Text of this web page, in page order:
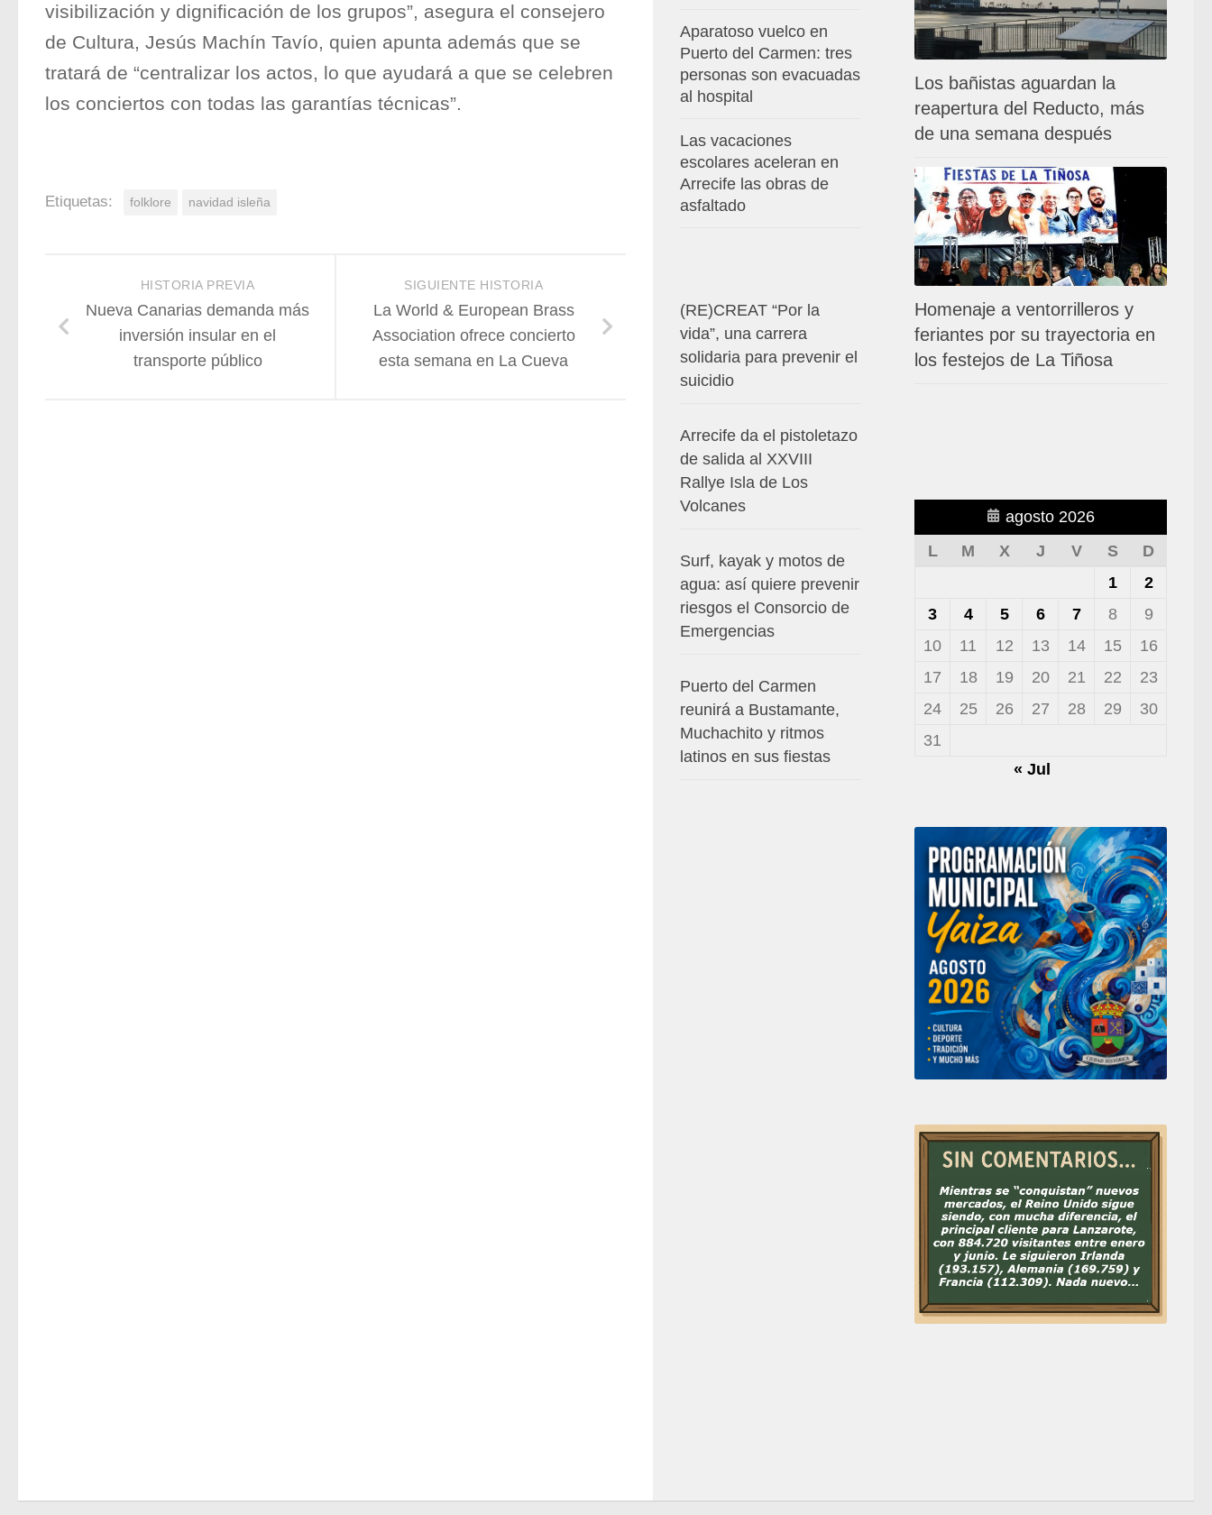
visibilización y dignificación de los grupos”, asegura el consejero
de Cultura, Jesús Machín Tavío, quien apunta además que se
tratará de “centralizar los actos, lo que ayudará a que se celebren
los conciertos con todas las garantías técnicas”.
Etiquetas: folklore navidad isleña
SIGUIENTE HISTORIA
La World & European Brass
Association ofrece concierto
esta semana en La Cueva
HISTORIA PREVIA
Nueva Canarias demanda más
inversión insular en el
transporte público
Los bañistas aguardan la
reapertura del Reducto, más
de una semana después
Homenaje a ventorrilleros y
feriantes por su trayectoria en
los festejos de La Tiñosa
agosto 2026
L
M X J V S
D
1
2
3
4 5 6 7 8
9
10
11 12 13 14 15
16
17
18 19 20 21 22
23
24
25 26 27 28 29
30
31
« Jul
Aparatoso vuelco en
Puerto del Carmen: tres
personas son evacuadas
al hospital
Las vacaciones
escolares aceleran en
Arrecife las obras de
asfaltado
(RE)CREAT “Por la
vida”, una carrera
solidaria para prevenir el
suicidio
Arrecife da el pistoletazo
de salida al XXVIII
Rallye Isla de Los
Volcanes
Surf, kayak y motos de
agua: así quiere prevenir
riesgos el Consorcio de
Emergencias
Puerto del Carmen
reunirá a Bustamante,
Muchachito y ritmos
latinos en sus fiestas